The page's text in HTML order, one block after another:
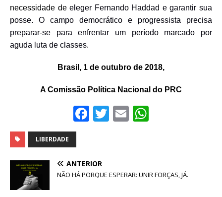
necessidade deeleger Fernando Haddad e garantir sua
posse. O campo democrático e progressista precisa
preparar-se para enfrentar um período marcado por
aguda luta de classes.
Brasil, 1 de outubro de 2018,
A Comissão Política Nacional do PRC
F
e
b
T
r
E
A
LIBERDADE
ANTERIOR
NÃO HÁ PORQUE ESPERAR: UNIR FORÇAS, JÁ.